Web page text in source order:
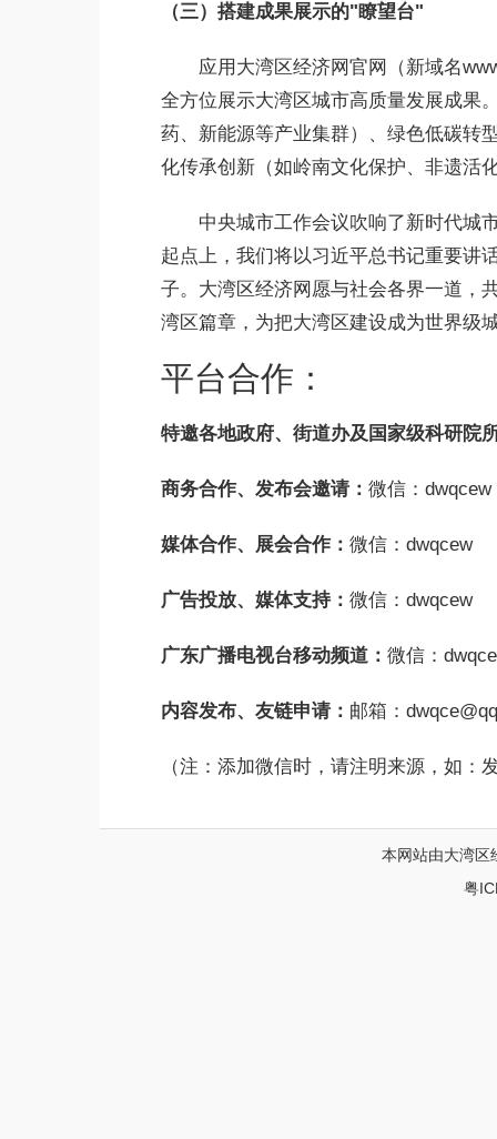
（三）搭建成果展示的"瞭望台"
应用大湾区经济网官网（新域名
全方位展示大湾区城市高质量发展成果
药、新能源等产业集群）、绿色低碳转
化传承创新（如岭南文化保护、非遗活
中央城市工作会议吹响了新时代城
起点上，我们将以习近平总书记重要讲
子。大湾区经济网愿与社会各界一道，
湾区篇章，为把大湾区建设成为世界级
平台合作：
特邀各地政府、街道办及国家级科研院
商务合作、发布会邀请： 微信：dwqcew
媒体合作、展会合作： 微信： dwqcew
广告投放、媒体支持： 微信： dwqcew
广东广播电视台移动频道： 微信：
内容发布、友链申请： 邮箱：
（注：添加微信时，请注明来源，如：
本网站由大湾区
粤